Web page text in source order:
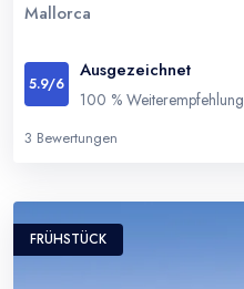
Mallorca
5.9/6
Ausgezeichnet
100 % Weiterempfehlung
3 Bewertungen
FRÜHSTÜCK